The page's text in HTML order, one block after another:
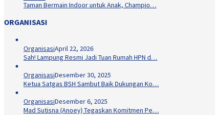
Taman Bermain Indoor untuk Anak, Champio…
ORGANISASI
OrganisasiApril 22, 2026
Sah! Lampung Resmi Jadi Tuan Rumah HPN d…
OrganisasiDesember 30, 2025
Ketua Satgas BSH Sambut Baik Dukungan Ko…
OrganisasiDesember 6, 2025
Mad Sutisna (Anoey) Tegaskan Komitmen Pe…